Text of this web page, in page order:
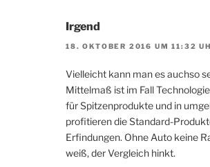
Irgend
18. OKTOBER 2016 UM 11:32
Vielleicht kann man es auchso
Mittelmaß ist im Fall
für Spitzenprodukte und in
profitieren die Standard-
Erfindungen. Ohne Auto keine
weiß, der Vergleich hinkt.